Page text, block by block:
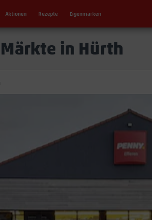
Aktionen Rezepte Eigenmarken
in Hürth